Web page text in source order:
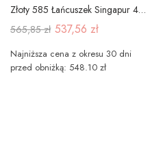
Złoty 585 Łańcuszek Singapur 42cm z Blaszkami
565,85 zł 537,56 zł
Najniższa cena z okresu 30 dni
przed obniżką: 548.10 zł